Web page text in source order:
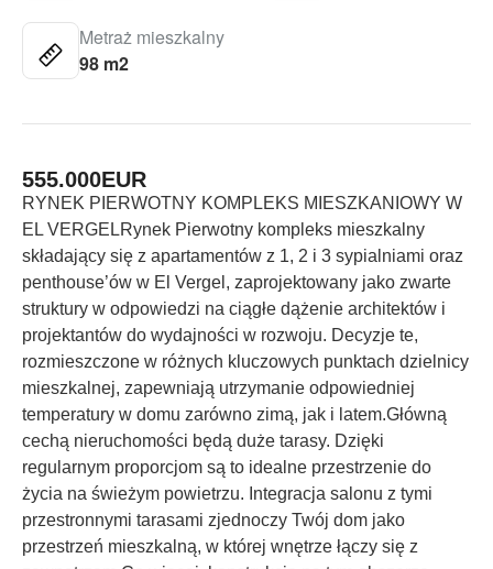
Metraż mieszkalny
98 m2
555.000EUR
RYNEK PIERWOTNY KOMPLEKS MIESZKANIOWY W
EL VERGELRynek Pierwotny kompleks mieszkalny
składający się z apartamentów z 1, 2 i 3 sypialniami oraz
penthouse’ów w El Vergel, zaprojektowany jako zwarte
struktury w odpowiedzi na ciągłe dążenie architektów i
projektantów do wydajności w rozwoju. Decyzje te,
rozmieszczone w różnych kluczowych punktach dzielnicy
mieszkalnej, zapewniają utrzymanie odpowiedniej
temperatury w domu zarówno zimą, jak i latem.Główną
cechą nieruchomości będą duże tarasy. Dzięki
regularnym proporcjom są to idealne przestrzenie do
życia na świeżym powietrzu. Integracja salonu z tymi
przestronnymi tarasami zjednoczy Twój dom jako
przestrzeń mieszkalną, w której wnętrze łączy się z